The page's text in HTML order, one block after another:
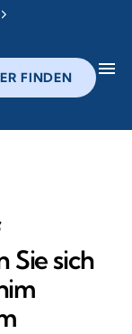
FINDEN menu
Sie sich